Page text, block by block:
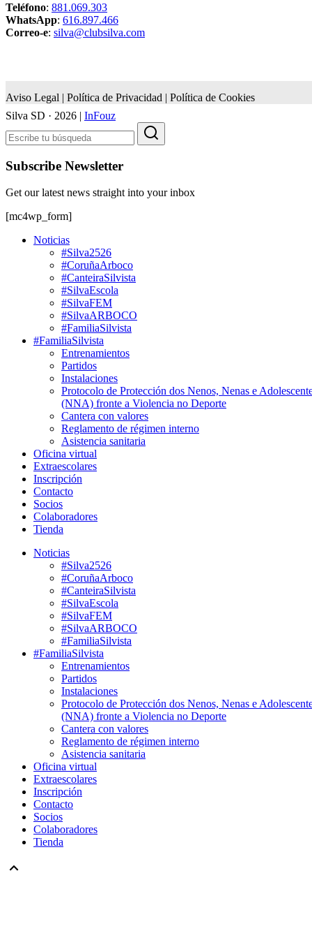
Teléfono: 881.069.303
WhatsApp: 616.897.466
Correo-e: silva@clubsilva.com
Aviso Legal | Política de Privacidad | Política de Cookies
Silva SD · 2026 | InFouz
Subscribe Newsletter
Get our latest news straight into your inbox
[mc4wp_form]
Noticias
#Silva2526
#CoruñaArboco
#CanteiraSilvista
#SilvaEscola
#SilvaFEM
#SilvaARBOCO
#FamiliaSilvista
#FamiliaSilvista
Entrenamientos
Partidos
Instalaciones
Protocolo de Protección dos Nenos, Nenas e
(NNA) fronte a Violencia no Deporte
Cantera con valores
Reglamento de régimen interno
Asistencia sanitaria
Oficina virtual
Extraescolares
Inscripción
Contacto
Socios
Colaboradores
Tienda
Noticias
#Silva2526
#CoruñaArboco
#CanteiraSilvista
#SilvaEscola
#SilvaFEM
#SilvaARBOCO
#FamiliaSilvista
#FamiliaSilvista
Entrenamientos
Partidos
Instalaciones
Protocolo de Protección dos Nenos, Nenas e
(NNA) fronte a Violencia no Deporte
Cantera con valores
Reglamento de régimen interno
Asistencia sanitaria
Oficina virtual
Extraescolares
Inscripción
Contacto
Socios
Colaboradores
Tienda